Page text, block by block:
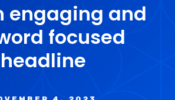
engaging and
focused
headline